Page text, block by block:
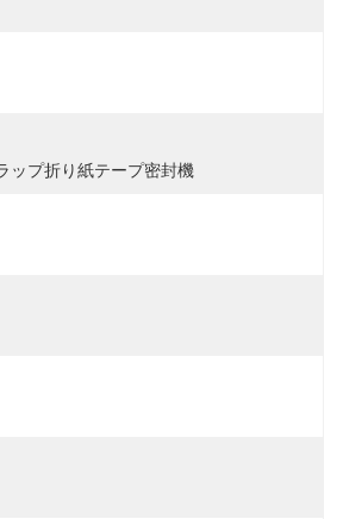
ップ折り紙テープ密封機